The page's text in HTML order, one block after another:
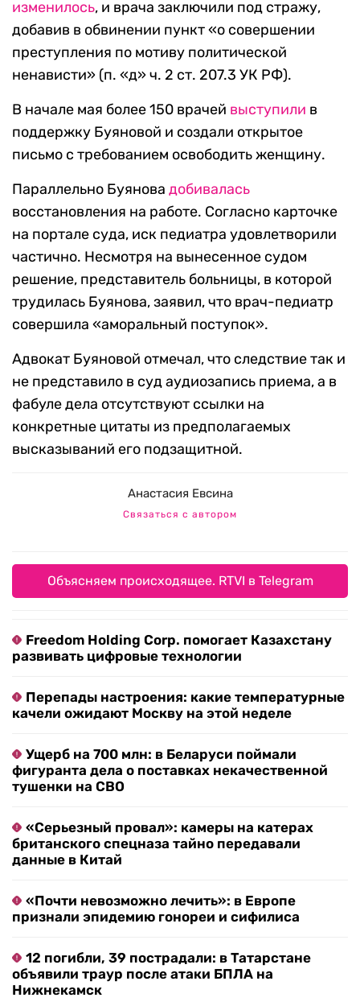
изменилось, и врача заключили под стражу,
добавив в обвинении пункт «о совершении
преступления по мотиву политической
ненависти» (п. «д» ч. 2 ст. 207.3 УК РФ).
В начале мая более 150 врачей выступили в
поддержку Буяновой и создали открытое
письмо с требованием освободить женщину.
Параллельно Буянова добивалась
восстановления на работе. Согласно карточке
на портале суда, иск педиатра удовлетворили
частично. Несмотря на вынесенное судом
решение, представитель больницы, в которой
трудилась Буянова, заявил, что врач-педиатр
совершила «аморальный поступок».
Адвокат Буяновой отмечал, что следствие так и
не представило в суд аудиозапись приема, а в
фабуле дела отсутствуют ссылки на
конкретные цитаты из предполагаемых
высказываний его подзащитной.
Анастасия Евсина
Связаться с автором
Объясняем происходящее. RTVI в Telegram
Freedom Holding Corp. помогает Казахстану
развивать цифровые технологии
Перепады настроения: какие температурные
качели ожидают Москву на этой неделе
Ущерб на 700 млн: в Беларуси поймали
фигуранта дела о поставках некачественной
тушенки на СВО
«Серьезный провал»: камеры на катерах
британского спецназа тайно передавали
данные в Китай
«Почти невозможно лечить»: в Европе
признали эпидемию гонореи и сифилиса
12 погибли, 39 пострадали: в Татарстане
объявили траур после атаки БПЛА на
Нижнекамск